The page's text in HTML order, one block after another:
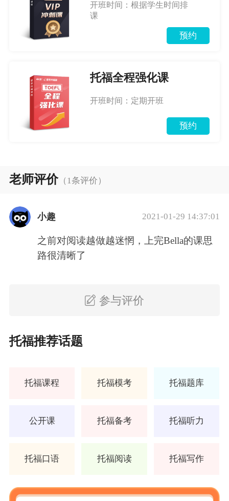
开班时间：根据学生时间排
课
预约
托福全程强化课
开班时间：定期开班
预约
老师评价（1条评价）
小趣 2021-01-29 14:37:01
之前对阅读越做越迷惘，上完Bella的课思
路很清晰了
参与评价
托福推荐话题
托福课程 托福模考 托福题库
公开课 托福备考 托福听力
托福口语 托福阅读 托福写作